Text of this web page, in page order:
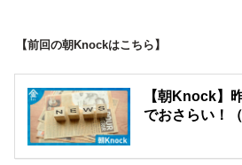
【前回の朝Knockはこちら】
【朝Knock】
でおさらい！（